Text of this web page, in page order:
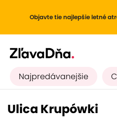
Objavte tie najlepšie letné
Najpredávanejšie
Ulica Krupówki